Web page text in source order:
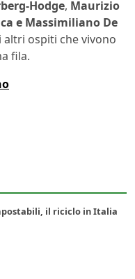
Hodge, Maurizio
e Massimiliano De
altri ospiti che vivono
fila.
il riciclo in Italia